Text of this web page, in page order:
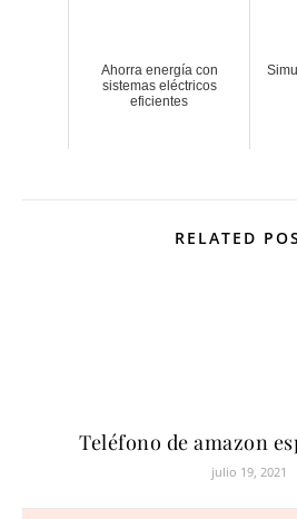
Ahorra energía con
sistemas eléctricos
eficientes
RELATED
Teléfono de amazon
julio 19, 2021